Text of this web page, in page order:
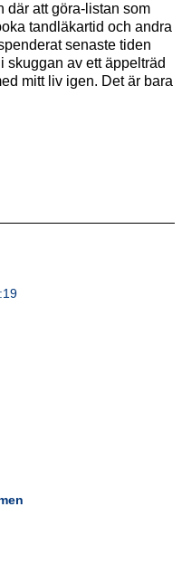
där att göra-listan som
tandläkartid och andra
senaste tiden
skuggan av ett äppelträd
mitt liv igen. Det är bara